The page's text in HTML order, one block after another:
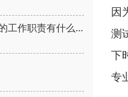
电工职业技能标准来啦！​电工的工作职责有什么？电工证书怎么考？
因
测
下
专